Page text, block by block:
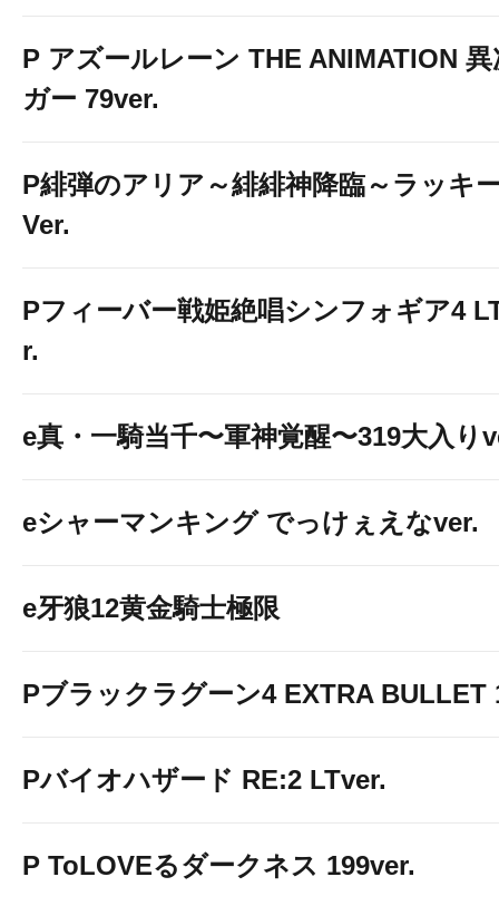
P アズールレーン THE ANIMATION
ガー 79ver.
P緋弾のアリア～緋緋神降臨～ラッキ
Ver.
Pフィーバー戦姫絶唱シンフォギア4
r.
e真・一騎当千〜軍神覚醒〜319大入り
eシャーマンキング でっけぇえなver.
e牙狼12黄金騎士極限
Pブラックラグーン4 EXTRA BULLET
Pバイオハザード RE:2 LTver.
P ToLOVEるダークネス 199ver.